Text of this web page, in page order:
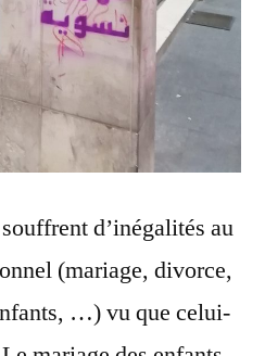
d’inégalités au
(mariage, divorce,
…) vu que celui-